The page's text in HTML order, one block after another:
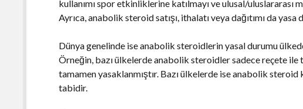
kullanımı spor etkinliklerine katılmayı ve ulusal/uluslararası
Ayrıca, anabolik steroid satışı, ithalatı veya dağıtımı da yasa
Dünya genelinde ise anabolik steroidlerin yasal durumu
Örneğin, bazı ülkelerde anabolik steroidler sadece reçete
tamamen yasaklanmıştır. Bazı ülkelerde ise anabolik steroid
tabidir.